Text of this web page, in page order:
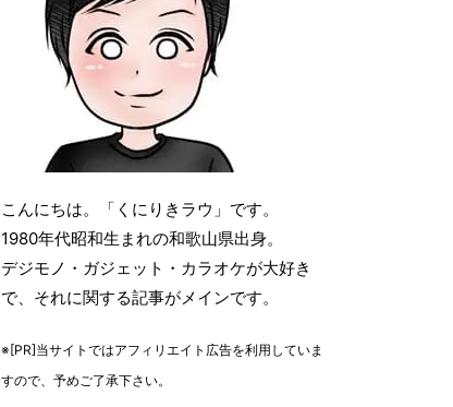
こんにちは。「くにりきラウ」です。
1980年代昭和生まれの和歌山県出身。
デジモノ・ガジェット・カラオケが大好き
で、それに関する記事がメインです。
※[PR]当サイトではアフィリエイト広告を利用していま
すので、予めご了承下さい。